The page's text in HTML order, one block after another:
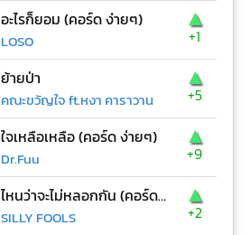
อะไรก็ยอม (คอร์ด ง่ายๆ)
LOSO
▲
+1
ย้ายป่า
คณะขวัญใจ ft.หงา คาราวาน
▲
+5
ใจเหลือเหลือ (คอร์ด ง่ายๆ)
Dr.Fuu
▲
+9
ไหนว่าจะไม่หลอกกัน (คอร์ด ง่ายๆ)
SILLY FOOLS
▲
+2